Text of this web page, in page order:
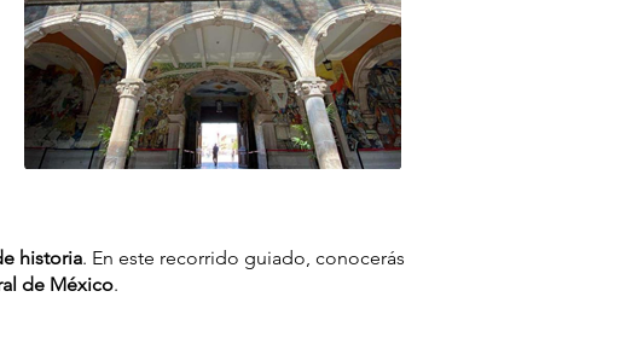
historia. En este recorrido guiado, conocerás
de México.